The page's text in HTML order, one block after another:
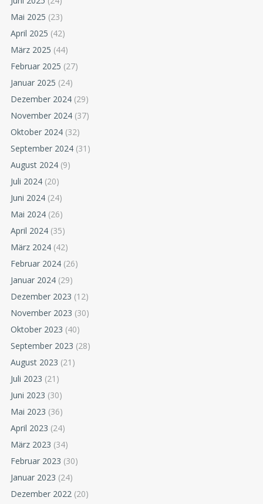
Mai 2025 (23)
April 2025 (42)
März 2025 (44)
Februar 2025 (27)
Januar 2025 (24)
Dezember 2024 (29)
November 2024 (37)
Oktober 2024 (32)
September 2024 (31)
August 2024 (9)
Juli 2024 (20)
Juni 2024 (24)
Mai 2024 (26)
April 2024 (35)
März 2024 (42)
Februar 2024 (26)
Januar 2024 (29)
Dezember 2023 (12)
November 2023 (30)
Oktober 2023 (40)
September 2023 (28)
August 2023 (21)
Juli 2023 (21)
Juni 2023 (30)
Mai 2023 (36)
April 2023 (24)
März 2023 (34)
Februar 2023 (30)
Januar 2023 (24)
Dezember 2022 (20)